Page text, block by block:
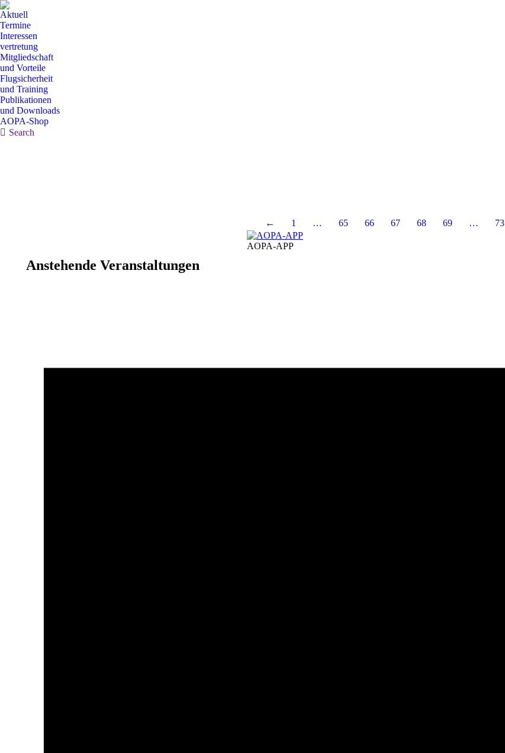
Aktuell
Termine
Interessen
vertretung
Mitgliedschaft
und Vorteile
Flugsicherheit
und Training
Publikationen
und Downloads
AOPA-Shop
Search:
Search
← 1 … 65 66 67 68 69 … 73
AOPA-APP
Anstehende Veranstaltungen